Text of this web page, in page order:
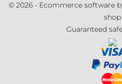
© 2026 - Ecommerce software
shop
Guaranteed